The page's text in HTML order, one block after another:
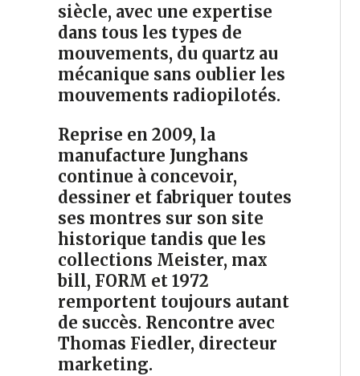
siècle, avec une expertise
dans tous les types de
mouvements, du quartz au
mécanique sans oublier les
mouvements radiopilotés.
Reprise en 2009, la
manufacture Junghans
continue à concevoir,
dessiner et fabriquer toutes
ses montres sur son site
historique tandis que les
collections Meister, max
bill, FORM et 1972
remportent toujours autant
de succès. Rencontre avec
Thomas Fiedler, directeur
marketing.